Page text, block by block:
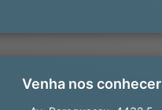
Venha nos conhecer